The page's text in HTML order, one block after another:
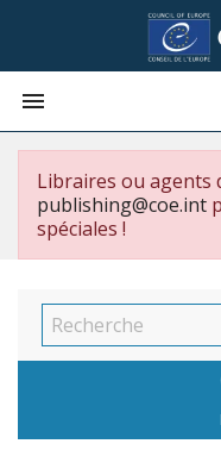

Libraires ou agents
publishing@coe.int
spéciales !